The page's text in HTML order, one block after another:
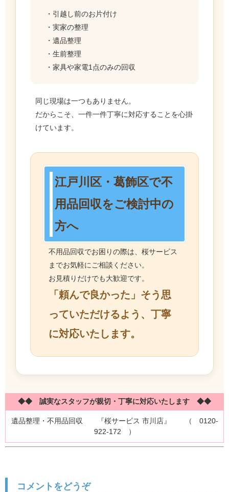
・引越し前のお片付け
・実家の整理
・遺品整理
・生前整理
・家具や家電1点のみの回収
同じ現場は一つもありません。
だからこそ、一件一件丁寧に対応することを心掛
けています。
江戸川区・葛飾区で不
用品回収をご検討中の
方へ
不用品回収でお困りの際は、桜サービス
までお気軽にご相談ください。
お見積りだけでも大歓迎です。
「頼んで良かった」そう思
っていただけるよう、丁寧
に対応いたします。
◆◆ 誠実なスタッフが親切・丁寧に対応いたします ◆◆
遺品整理・不用品回収 『桜サービス 市川店』
（ 0120-
922-172 ）
コメントをどうぞ